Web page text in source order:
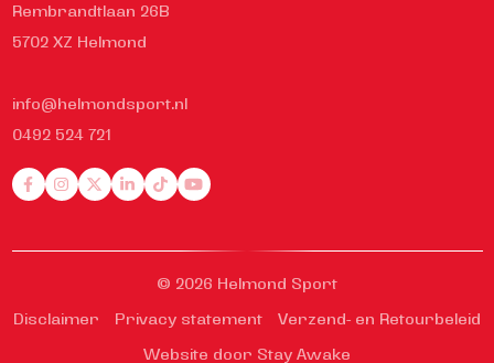
Rembrandtlaan 26B
5702 XZ Helmond
info@helmondsport.nl
0492 524 721
© 2026 Helmond Sport
Disclaimer Privacy statement Verzend- en Retourbeleid
Website door Stay Awake